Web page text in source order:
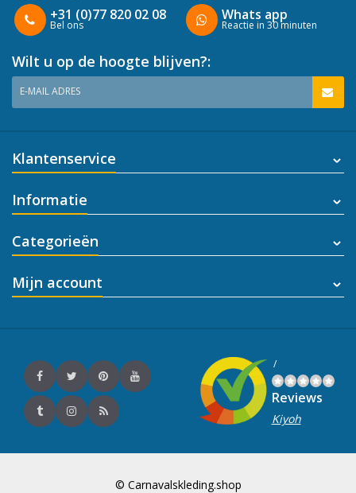
+31 (0)77 820 02 08
Bel ons
Whats app
Reactie in 30 minuten
Wilt u op de hoogte blijven?:
E-MAIL ADRES
Klantenservice
Informatie
Categorieën
Mijn account
/
Reviews
Kiyoh
© Carnavalskleding.shop